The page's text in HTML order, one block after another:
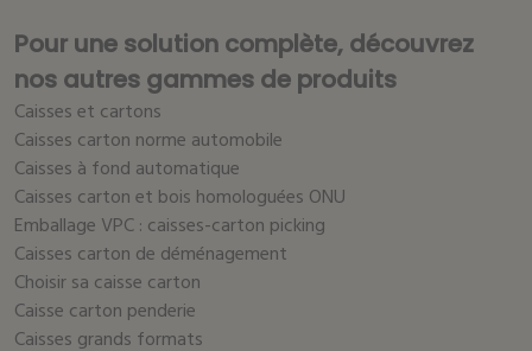
Pour une solution complète, découvrez
nos autres gammes de produits
Caisses et cartons
Caisses carton norme automobile
Caisses à fond automatique
Caisses carton et bois homologuées ONU
Emballage VPC : caisses-carton picking
Caisses carton de déménagement
Choisir sa caisse carton
Caisse carton penderie
Caisses grands formats